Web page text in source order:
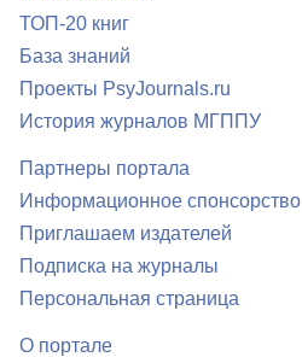
ТОП-20 книг
База знаний
Проекты PsyJournals.ru
История журналов МГППУ
Партнеры портала
Информационное спонсорство
Приглашаем издателей
Подписка на журналы
Персональная страница
О портале